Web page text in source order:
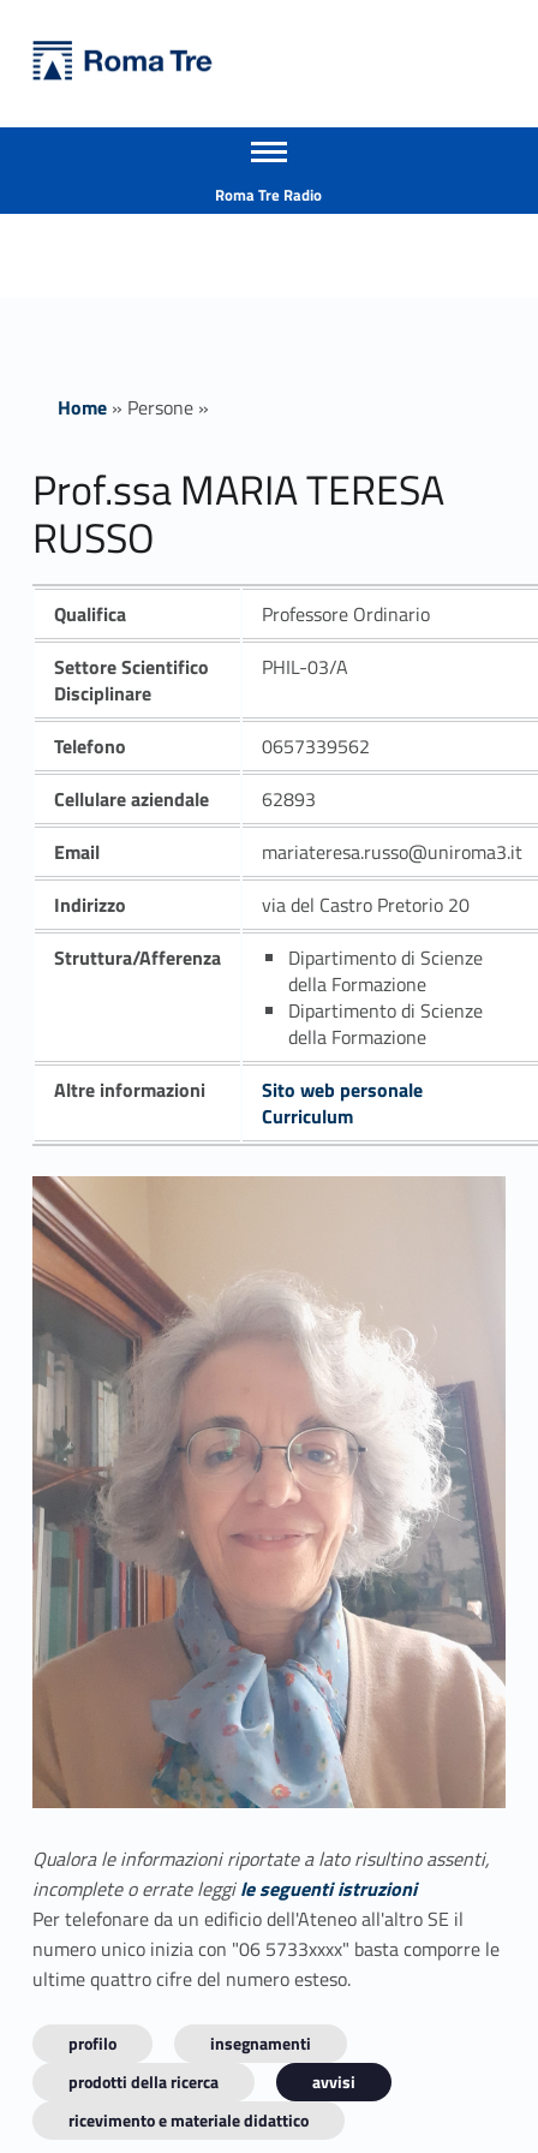
Prof.ssa MARIA TERESA RUSSO - Università Roma Tre
Apri il menu secondario
Roma Tre Radio
Home» Persone»
Prof.ssa MARIA TERESA
RUSSO
Qualifica
Professore Ordinario
Settore Scientifico
Disciplinare
PHIL-03/A
Telefono
0657339562
Cellulare aziendale
62893
Email
mariateresa.russo@uniroma3.it
Indirizzo
via del Castro Pretorio 20
Struttura/Afferenza
Dipartimento di Scienze
della Formazione
Dipartimento di Scienze
della Formazione
Altre informazioni
Sito web personale
Curriculum
Qualora le informazioni riportate a lato risultino assenti,
incomplete o errate leggile seguenti istruzioni
Per telefonare da un edificio dell'Ateneo all'altro SE il
numero unico inizia con "06 5733xxxx" basta comporre le
ultime quattro cifre del numero esteso.
profilo
insegnamenti
prodotti della ricerca
avvisi
ricevimento e materiale didattico